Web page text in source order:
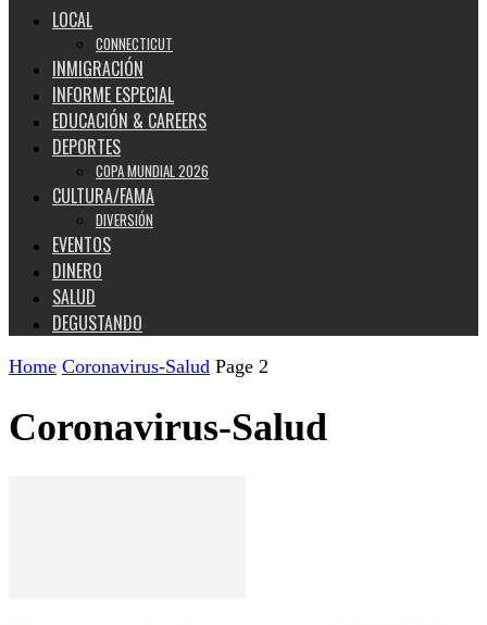
LOCAL
CONNECTICUT
INMIGRACIÓN
INFORME ESPECIAL
EDUCACIÓN & CAREERS
DEPORTES
COPA MUNDIAL 2026
CULTURA/FAMA
DIVERSIÓN
EVENTOS
DINERO
SALUD
DEGUSTANDO
Home Coronavirus-Salud Page 2
Coronavirus-Salud